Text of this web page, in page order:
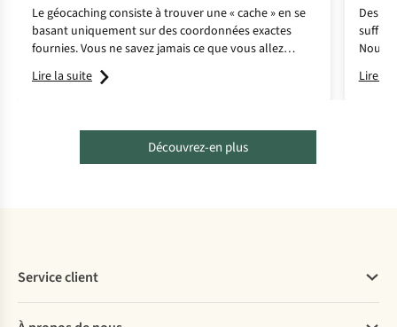
Le géocaching consiste à trouver une « cache » en se
basant uniquement sur des coordonnées exactes
fournies. Vous ne savez jamais ce que vous allez
trouver ! Mais comment s’y mettre ?
Lire la suite
Des
Nous
pays.
Lire la
Découvrez-en plus
Service client